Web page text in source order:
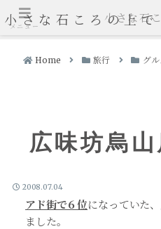
小さな石ころの上で
Home 旅行 グル
広味坊烏山
2008.07.04
アド街で６位になっていた、
ました。
メニュー
小さな石